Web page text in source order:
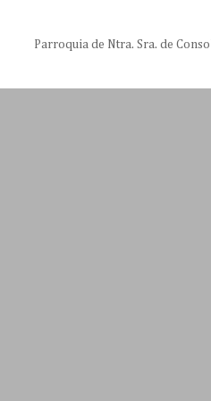
Parroquia de Ntra. Sra. de